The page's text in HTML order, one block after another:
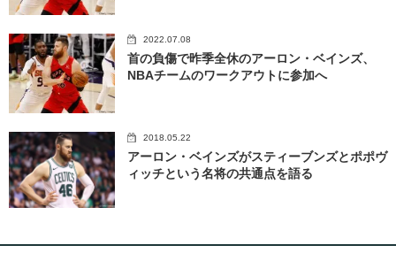
2022.07.08
首の負傷で昨季全休のアーロン・ベインズ、
NBAチームのワークアウトに参加へ
2018.05.22
アーロン・ベインズがスティーブンズとポポヴ
ィッチという名将の共通点を語る